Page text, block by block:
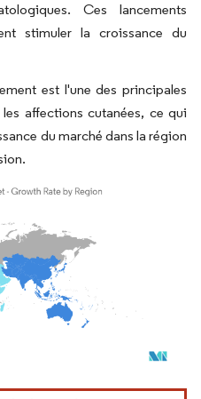
Ces lancements
stimuler la croissance du
est l'une des principales
affections cutanées, ce qui
du marché dans la région
nécessite une attribution sous CC BY